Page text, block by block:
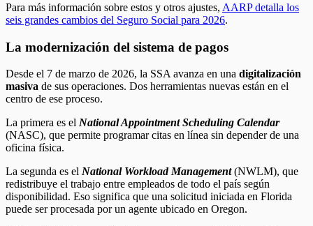
Para más información sobre estos y otros ajustes, AARP detalla los
seis grandes cambios del Seguro Social para 2026.
La modernización del sistema de pagos
Desde el 7 de marzo de 2026, la SSA avanza en una digitalización
masiva de sus operaciones. Dos herramientas nuevas están en el
centro de ese proceso.
La primera es el National Appointment Scheduling Calendar
(NASC), que permite programar citas en línea sin depender de una
oficina física.
La segunda es el National Workload Management(NWLM), que
redistribuye el trabajo entre empleados de todo el país según
disponibilidad. Eso significa que una solicitud iniciada en Florida
puede ser procesada por un agente ubicado en Oregon.